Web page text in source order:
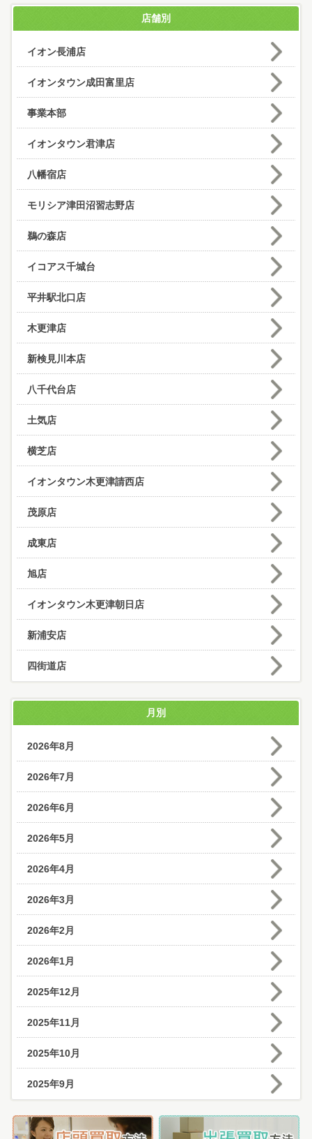
店舗別
イオン長浦店
イオンタウン成田富里店
事業本部
イオンタウン君津店
八幡宿店
モリシア津田沼習志野店
鵜の森店
イコアス千城台
平井駅北口店
木更津店
新検見川本店
八千代台店
土気店
横芝店
イオンタウン木更津請西店
茂原店
成東店
旭店
イオンタウン木更津朝日店
新浦安店
四街道店
月別
2026年8月
2026年7月
2026年6月
2026年5月
2026年4月
2026年3月
2026年2月
2026年1月
2025年12月
2025年11月
2025年10月
2025年9月